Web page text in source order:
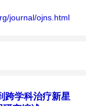
领域内不同方向问题
journal/ojns.html
学科治疗新星